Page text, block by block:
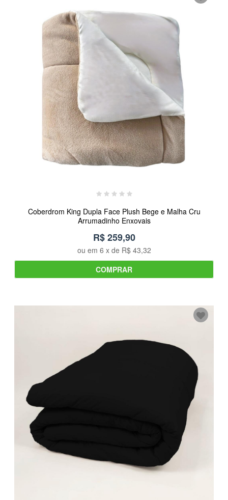
Coberdrom King Dupla Face Plush Bege e Malha Cru
Arrumadinho Enxovais
R$ 259,90
ou em 6 x de R$ 43,32
COMPRAR